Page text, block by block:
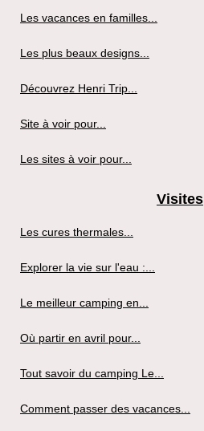
Les vacances en familles...
Les plus beaux designs...
Découvrez Henri Trip...
Site à voir pour...
Les sites à voir pour...
Visites
Les cures thermales...
Explorer la vie sur l'eau :...
Le meilleur camping en...
Où partir en avril pour...
Tout savoir du camping Le...
Comment passer des vacances...